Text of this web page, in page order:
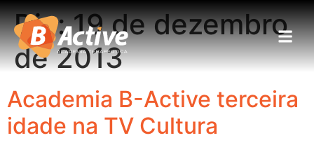
Dia:19 de dezembro
de 2013
Academia B-Active terceira
idade na TV Cultura